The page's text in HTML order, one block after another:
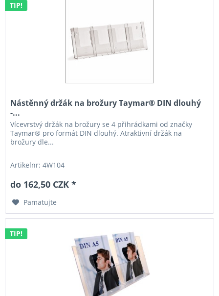
TIP!
Nástěnný držák na brožury Taymar® DIN dlouhý
-...
Vícevrstvý držák na brožury se 4 přihrádkami od značky
Taymar® pro formát DIN dlouhý. Atraktivní držák na
brožury dle...
Artikelnr: 4W104
do 162,50 CZK *
Pamatujte
TIP!